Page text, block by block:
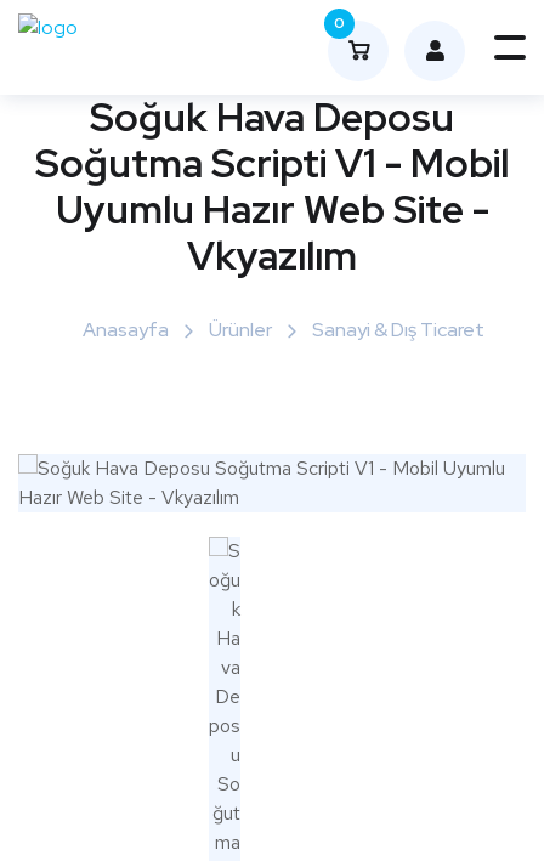
0
Me
Aç
Soğuk Hava Deposu
Soğutma Scripti V1 - Mobil
Uyumlu Hazır Web Site -
Vkyazılım
Anasayfa Ürünler Sanayi & Dış Ticaret